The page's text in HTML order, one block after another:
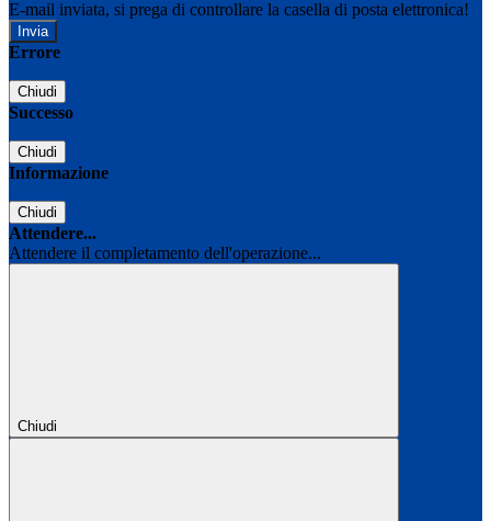
E-mail inviata, si prega di controllare la casella di posta elettronica!
Errore
Chiudi
Successo
Chiudi
Informazione
Chiudi
Attendere...
Attendere il completamento dell'operazione...
Chiudi